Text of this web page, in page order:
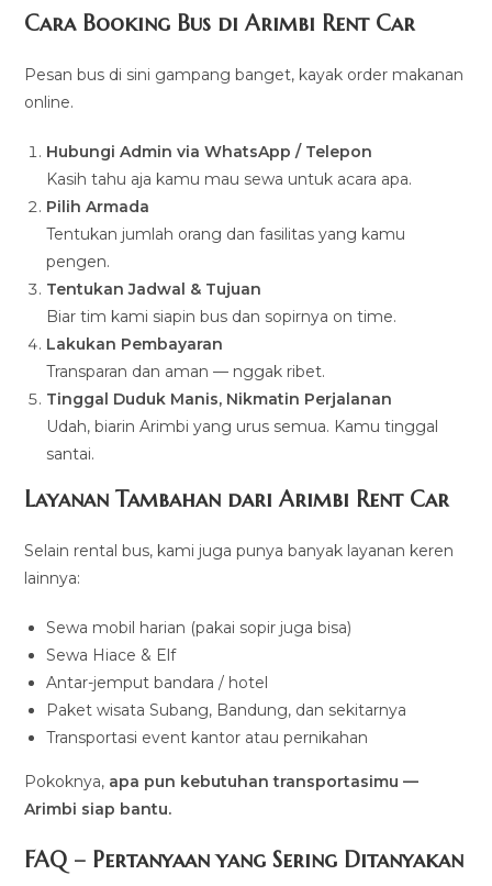
Cara Booking Bus di Arimbi Rent Car
Pesan bus di sini gampang banget, kayak order makanan
online.
Hubungi Admin via WhatsApp / Telepon
Kasih tahu aja kamu mau sewa untuk acara apa.
Pilih Armada
Tentukan jumlah orang dan fasilitas yang kamu
pengen.
Tentukan Jadwal & Tujuan
Biar tim kami siapin bus dan sopirnya on time.
Lakukan Pembayaran
Transparan dan aman — nggak ribet.
Tinggal Duduk Manis, Nikmatin Perjalanan
Udah, biarin Arimbi yang urus semua. Kamu tinggal
santai.
Layanan Tambahan dari Arimbi Rent Car
Selain rental bus, kami juga punya banyak layanan keren
lainnya:
Sewa mobil harian (pakai sopir juga bisa)
Sewa Hiace & Elf
Antar-jemput bandara / hotel
Paket wisata Subang, Bandung, dan sekitarnya
Transportasi event kantor atau pernikahan
Pokoknya, apa pun kebutuhan transportasimu —
Arimbi siap bantu.
FAQ – Pertanyaan yang Sering Ditanyakan